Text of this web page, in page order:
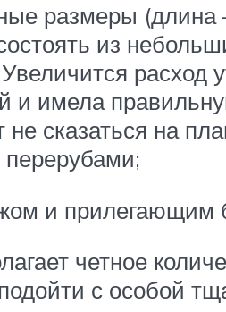
размеры
из
расход
имела
сказаться на
и прилегающим
четное
с особой